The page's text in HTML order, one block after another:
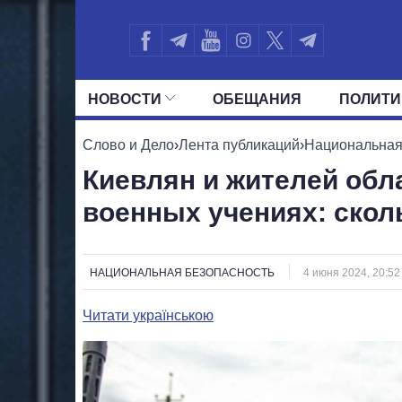
НОВОСТИ ОБЕЩАНИЯ
ВСЕ ПОЛИТИКИ ПРЕЗИДЕНТ И
Слово и Дело›Лента публикаций›
Киевлян и жителей
военных учениях:
НАЦИОНАЛЬНАЯ БЕЗОПАСНОСТЬ 4 июня 2024, 20:52
Читати українською